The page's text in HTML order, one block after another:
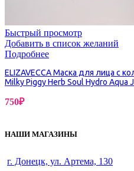
Быстрый просмотр
Добавить в список желаний
Подробнее
ELIZAVECCA Маска для лица с
Milky Piggy Herb Soul Hydro Aqua
750₽
НАШИ МАГАЗИНЫ
г. Донецк, ул. Артема, 130